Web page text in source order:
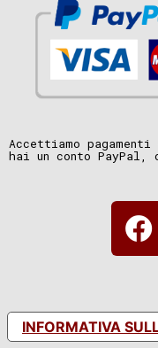
Accettiamo
hai un conto PayPal,
INFORMATIVA